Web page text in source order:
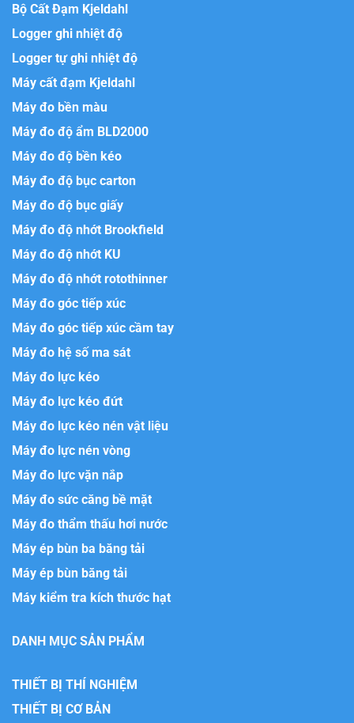
Bộ Cất Đạm Kjeldahl
Logger ghi nhiệt độ
Logger tự ghi nhiệt độ
Máy cất đạm Kjeldahl
Máy đo bền màu
Máy đo độ ẩm BLD2000
Máy đo độ bền kéo
Máy đo độ bục carton
Máy đo độ bục giấy
Máy đo độ nhớt Brookfield
Máy đo độ nhớt KU
Máy đo độ nhớt rotothinner
Máy đo góc tiếp xúc
Máy đo góc tiếp xúc cầm tay
Máy đo hệ số ma sát
Máy đo lực kéo
Máy đo lực kéo đứt
Máy đo lực kéo nén vật liệu
Máy đo lực nén vòng
Máy đo lực vặn nắp
Máy đo sức căng bề mặt
Máy đo thẩm thấu hơi nước
Máy ép bùn ba băng tải
Máy ép bùn băng tải
Máy kiểm tra kích thước hạt
DANH MỤC SẢN PHẨM
THIẾT BỊ THÍ NGHIỆM
THIẾT BỊ CƠ BẢN